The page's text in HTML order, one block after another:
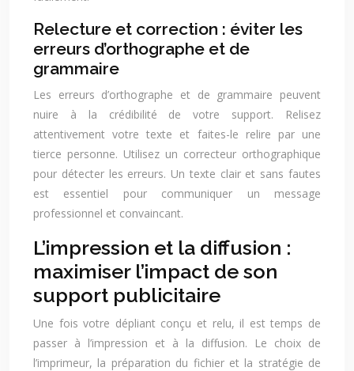
Relecture et correction : éviter les
erreurs d’orthographe et de
grammaire
Les erreurs d’orthographe et de grammaire peuvent
nuire à la crédibilité de votre support. Relisez
attentivement votre texte et faites-le relire par une
tierce personne. Utilisez un correcteur orthographique
pour détecter les erreurs. Un texte clair et sans fautes
est essentiel pour communiquer un message
professionnel et convaincant.
L’impression et la diffusion :
maximiser l’impact de son
support publicitaire
Une fois votre dépliant conçu et relu, il est temps de
passer à l’impression et à la diffusion. Le choix de
l’imprimeur, la préparation du fichier et la stratégie de